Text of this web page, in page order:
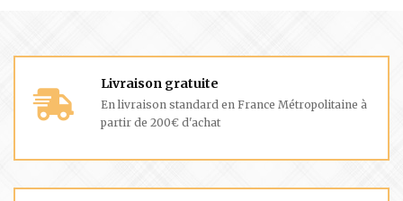
Livraison gratuite
En livraison standard en France Métropolitaine à
partir de 200€ d'achat